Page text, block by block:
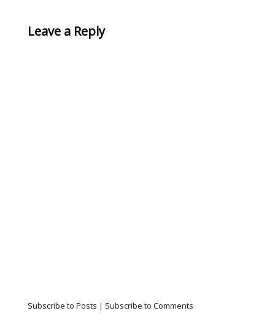
Leave a Reply
Subscribe to Posts | Subscribe to Comments